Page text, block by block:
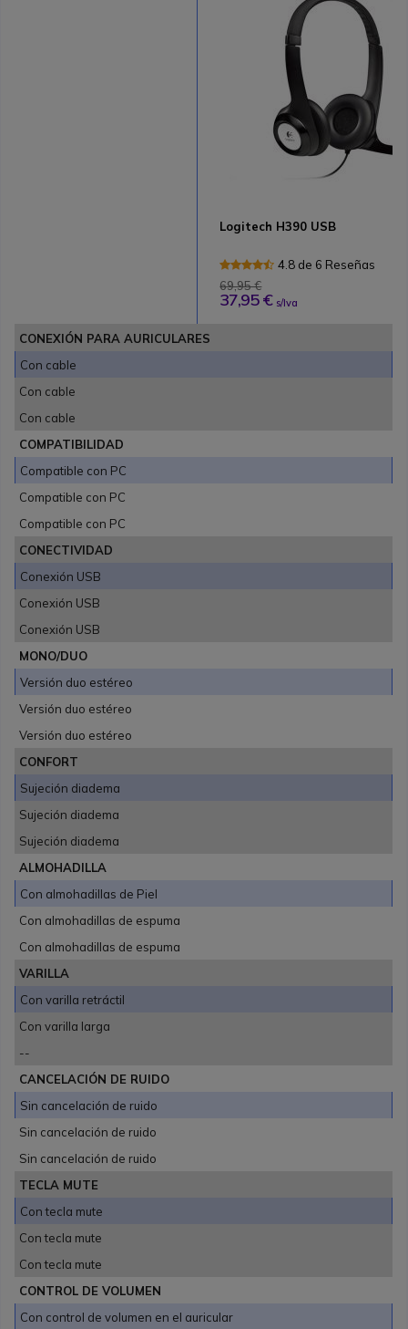
Logitech H390 USB
4.8 de 6 Reseñas
69,95 €
37,95 € s/Iva
CONEXIÓN PARA AURICULARES
Con cable
Con cable
Con cable
COMPATIBILIDAD
Compatible con PC
Compatible con PC
Compatible con PC
CONECTIVIDAD
Conexión USB
Conexión USB
Conexión USB
MONO/DUO
Versión duo estéreo
Versión duo estéreo
Versión duo estéreo
CONFORT
Sujeción diadema
Sujeción diadema
Sujeción diadema
ALMOHADILLA
Con almohadillas de Piel
Con almohadillas de espuma
Con almohadillas de espuma
VARILLA
Con varilla retráctil
Con varilla larga
--
CANCELACIÓN DE RUIDO
Sin cancelación de ruido
Sin cancelación de ruido
Sin cancelación de ruido
TECLA MUTE
Con tecla mute
Con tecla mute
Con tecla mute
CONTROL DE VOLUMEN
Con control de volumen en el auricular